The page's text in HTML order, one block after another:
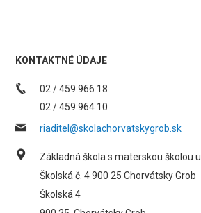
KONTAKTNÉ ÚDAJE
02 / 459 966 18
02 / 459 964 10
riaditel@skolachorvatskygrob.sk
Základná škola s materskou školou ul.
Školská č. 4 900 25 Chorvátsky Grob
Školská 4